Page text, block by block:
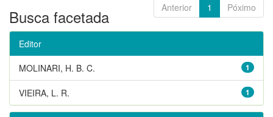
Anterior 1 Póximo
Busca facetada
Editor
1
MOLINARI, H. B. C.
1
VIEIRA, L. R.